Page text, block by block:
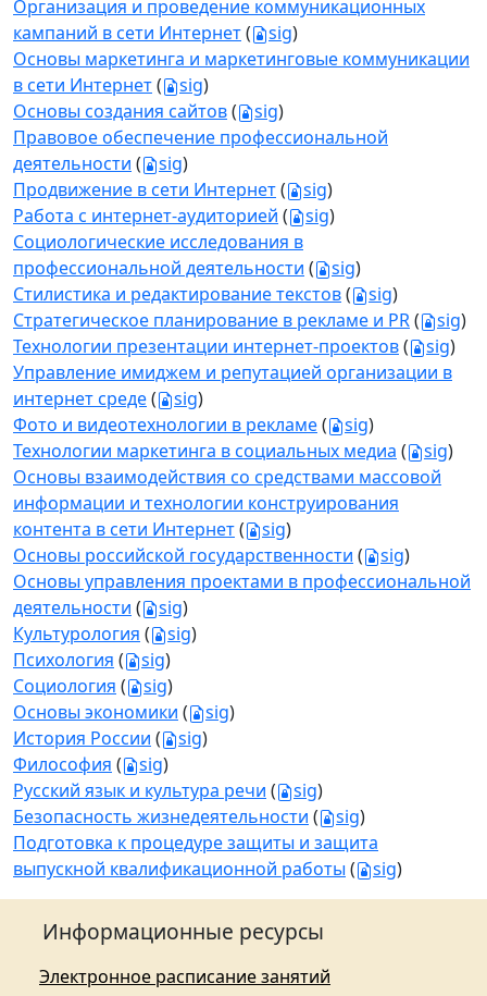
Организация и проведение коммуникационных
кампаний в сети Интернет( sig)
Основы маркетинга и маркетинговые коммуникации
в сети Интернет( sig)
Основы создания сайтов( sig)
Правовое обеспечение профессиональной
деятельности ( sig)
Продвижение в сети Интернет( sig)
Работа с интернет-аудиторией ( sig)
Социологические исследования в
профессиональной деятельности ( sig)
Стилистика и редактирование текстов( sig)
Стратегическое планирование в рекламе и PR( sig)
Технологии презентации интернет-проектов( sig)
Управление имиджем и репутацией организации в
интернет среде( sig)
Фото и видеотехнологии в рекламе( sig)
Технологии маркетинга в социальных медиа ( sig)
Основы взаимодействия со средствами массовой
информации и технологии конструирования
контента в сети Интернет( sig)
Основы российской государственности ( sig)
Основы управления проектами в профессиональной
деятельности ( sig)
Культурология ( sig)
Психология ( sig)
Социология ( sig)
Основы экономики ( sig)
История России ( sig)
Философия ( sig)
Русский язык и культура речи ( sig)
Безопасность жизнедеятельности ( sig)
Подготовка к процедуре защиты и защита
выпускной квалификационной работы ( sig)
Информационные ресурсы
Электронное расписание занятий